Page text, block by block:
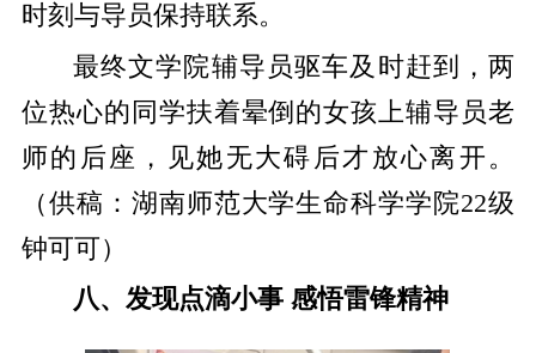
时刻与导员保持联系。
最终文学院辅导员驱车及时赶到，两
位热心的同学扶着晕倒的女孩上辅导员老
师的后座，见她无大碍后才放心离开。
（供稿： 湖南师范大学生命科学学院22级
钟可可）
八、发现点滴小事 感悟雷锋精神